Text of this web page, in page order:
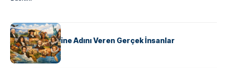
KÜLTÜR
ABD Eyaletlerine Adını Veren Gerçek İnsanlar